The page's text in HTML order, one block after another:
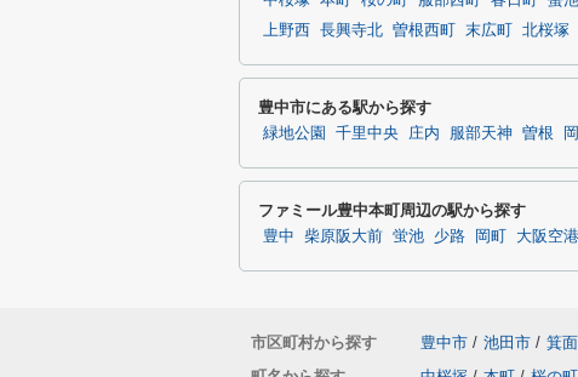
上野西
長興寺北 曽根西町 末広町 北桜塚
豊中市にある駅から探す
緑地公園 千里中央 庄内 服部天神 曽根
ファミール豊中本町周辺の駅から探す
豊中 柴原阪大前 蛍池 少路 岡町 大阪空港
市区町村から探す 豊中市 / 池田市 / 箕